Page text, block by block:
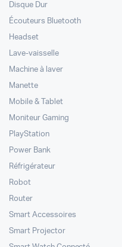
Disque Dur
Écouteurs Bluetooth
Headset
Lave-vaisselle
Machine à laver
Manette
Mobile & Tablet
Moniteur Gaming
PlayStation
Power Bank
Réfrigérateur
Robot
Router
Smart Accessoires
Smart Projector